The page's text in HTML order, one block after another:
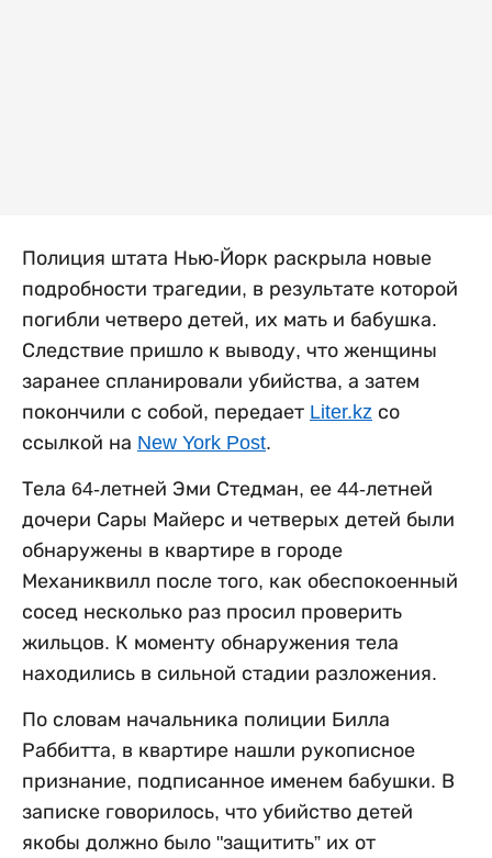
Полиция штата Нью-Йорк раскрыла новые
подробности трагедии, в результате которой
погибли четверо детей, их мать и бабушка.
Следствие пришло к выводу, что женщины
заранее спланировали убийства, а затем
покончили с собой, передает Liter.kz со
ссылкой на New York Post.
Тела 64-летней Эми Стедман, ее 44-летней
дочери Сары Майерс и четверых детей были
обнаружены в квартире в городе
Механиквилл после того, как обеспокоенный
сосед несколько раз просил проверить
жильцов. К моменту обнаружения тела
находились в сильной стадии разложения.
По словам начальника полиции Билла
Раббитта, в квартире нашли рукописное
признание, подписанное именем бабушки. В
записке говорилось, что убийство детей
якобы должно было "защитить” их от